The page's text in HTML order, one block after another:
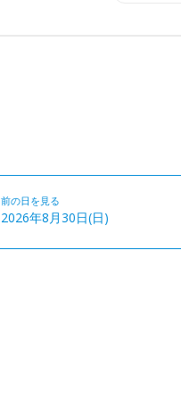
前の日を見る
2026年8月30日(日)